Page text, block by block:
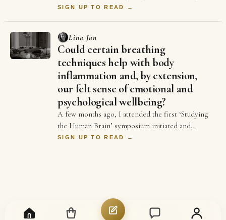
on price and better ads and who could spend …
SIGN UP TO READ →
Lina Jan
Could certain breathing
techniques help with body
inflammation and, by extension,
our felt sense of emotional and
psychological wellbeing?
A few months ago, I attended the first ‘Studying
the Human Brain’ symposium initiated and
organised by Dr Emily Clements and Dr Sonia
SIGN UP TO READ →